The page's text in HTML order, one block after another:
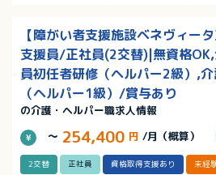
【障がい者支援施設ベネヴィー
支援員/正社員(2交替)|無資格
員初任者研修（ヘルパー2級）,
（ヘルパー1級）/賞与あり
の介護・ヘルパー職求人情報
～ 254,400 円 /月（概算）
2交替 正社員 資格取得支援あり 未経